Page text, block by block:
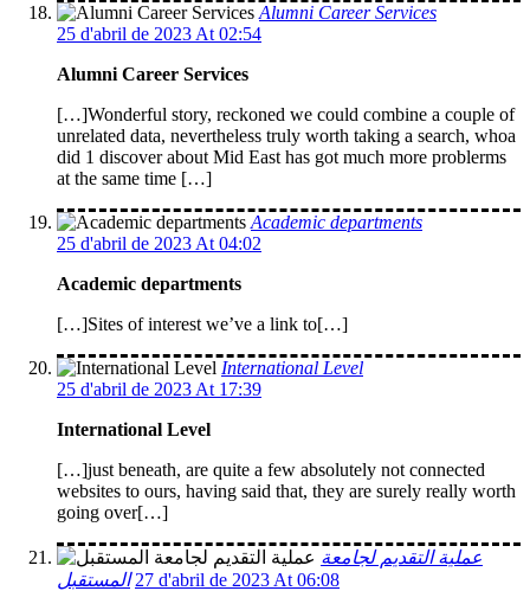
Alumni Career Services
25 d'abril de 2023 At 02:54
Alumni Career Services
[…]Wonderful story, reckoned we could combine a couple of
unrelated data, nevertheless truly worth taking a search, whoa
did 1 discover about Mid East has got much more problerms
at the same time […]
Academic departments
25 d'abril de 2023 At 04:02
Academic departments
[…]Sites of interest we’ve a link to[…]
International Level
25 d'abril de 2023 At 17:39
International Level
[…]just beneath, are quite a few absolutely not connected
websites to ours, having said that, they are surely really worth
going over[…]
عملية التقديم لجامعة
المستقبل 27 d'abril de 2023 At 06:08